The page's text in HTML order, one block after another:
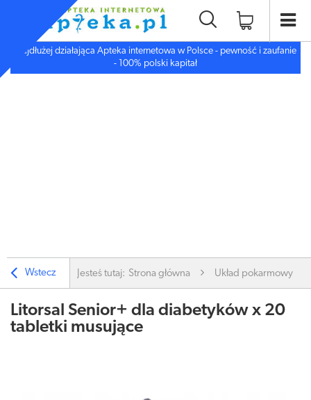
Najdłużej działająca Apteka internetowa w Polsce - pewność i zaufanie
- 100% polski kapitał
Wstecz Jesteś tutaj: Strona główna Układ pokarmowy
Litorsal Senior+ dla diabetyków x 20
tabletki musujące